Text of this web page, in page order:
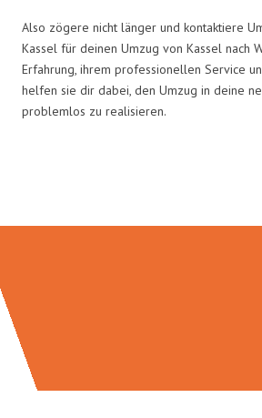
Also zögere nicht länger und kontaktiere
Kassel für deinen Umzug von Kassel nach
Erfahrung, ihrem professionellen Service
helfen sie dir dabei, den Umzug in deine
problemlos zu realisieren.